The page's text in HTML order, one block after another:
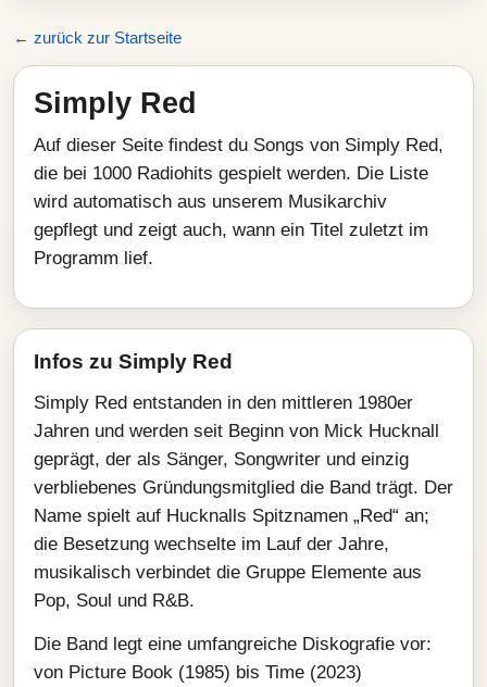
← zurück zur Startseite
Simply Red
Auf dieser Seite findest du Songs von Simply Red,
die bei 1000 Radiohits gespielt werden. Die Liste
wird automatisch aus unserem Musikarchiv
gepflegt und zeigt auch, wann ein Titel zuletzt im
Programm lief.
Infos zu Simply Red
Simply Red entstanden in den mittleren 1980er
Jahren und werden seit Beginn von Mick Hucknall
geprägt, der als Sänger, Songwriter und einzig
verbliebenes Gründungsmitglied die Band trägt. Der
Name spielt auf Hucknalls Spitznamen „Red“ an;
die Besetzung wechselte im Lauf der Jahre,
musikalisch verbindet die Gruppe Elemente aus
Pop, Soul und R&B.
Die Band legt eine umfangreiche Diskografie vor:
von Picture Book (1985) bis Time (2023)